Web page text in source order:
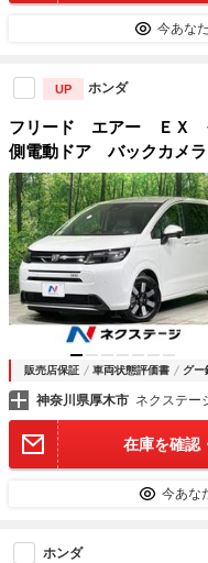
今あな
UP ホンダ
フリード エアー ＥＸ
側電動ドア バックカメ
減 コーナーセンサー シ
モニター ＬＥＤヘッド
販売店保証 車両状態評価書 グー
神奈川県厚木市 ネクステ
在庫を確認
今あな
ホンダ